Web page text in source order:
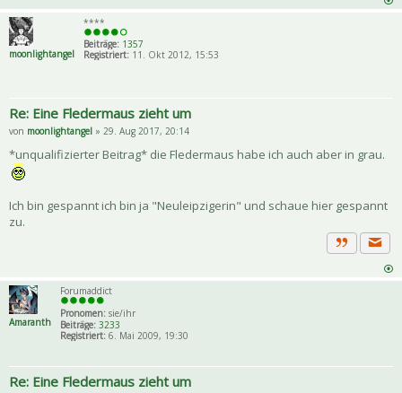
moonlightangel
****
Beiträge: 1357
Registriert: 11. Okt 2012, 15:53
Re: Eine Fledermaus zieht um
von moonlightangel » 29. Aug 2017, 20:14
*unqualifizierter Beitrag* die Fledermaus habe ich auch aber in grau.
Ich bin gespannt ich bin ja "Neuleipzigerin" und schaue hier gespannt
zu.
Zitat
Amaranth
Forumaddict
Pronomen: sie/ihr
Beiträge: 3233
Registriert: 6. Mai 2009, 19:30
Re: Eine Fledermaus zieht um